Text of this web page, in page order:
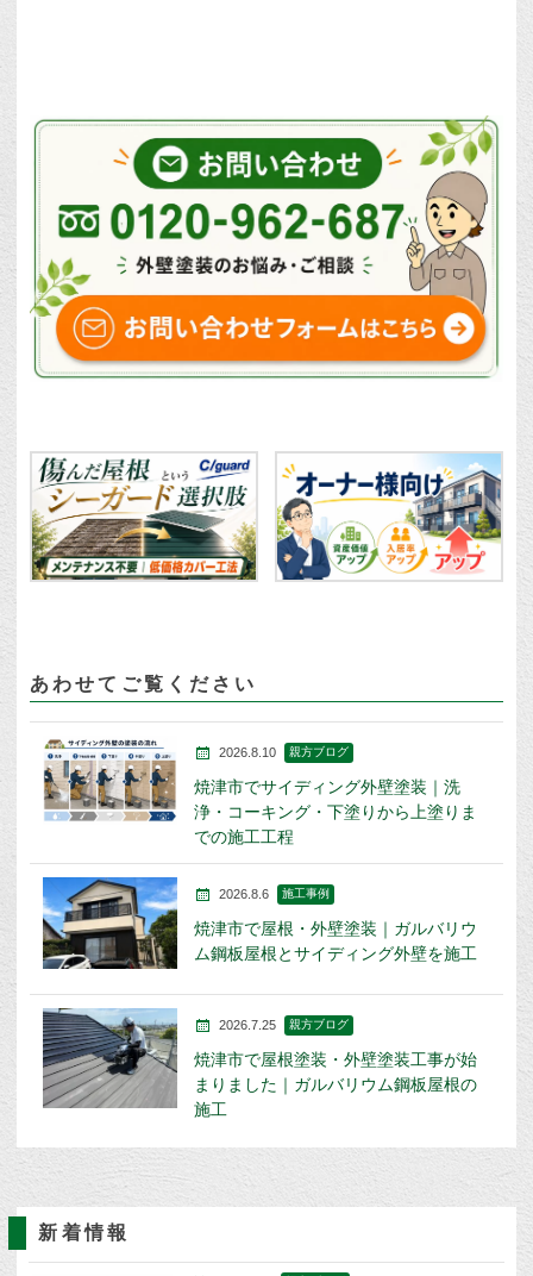
あわせてご覧ください
2026.8.10 親方ブログ
焼津市でサイディング外壁塗装｜洗
浄・コーキング・下塗りから上塗りま
での施工工程
2026.8.6 施工事例
焼津市で屋根・外壁塗装｜ガルバリウ
ム鋼板屋根とサイディング外壁を施工
2026.7.25 親方ブログ
焼津市で屋根塗装・外壁塗装工事が始
まりました｜ガルバリウム鋼板屋根の
施工
新着情報